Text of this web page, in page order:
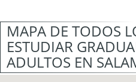
MAPA DE TODOS
ESTUDIAR
ADULTOS EN